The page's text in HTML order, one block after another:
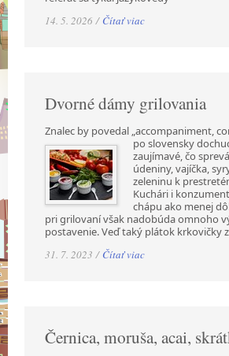
14. 5. 2026 / Čítať viac
Dvorné dámy grilovania
Znalec by povedal „accompaniment,
po slovensky
zaujímavé, čo
údeniny, vajíčka,
zeleninu k
Kuchári i
chápu ako menej
pri grilovaní však nadobúda omnoho
postavenie. Veď taký plátok krkovičky
31. 7. 2023 / Čítať viac
Černica, moruša, acai,